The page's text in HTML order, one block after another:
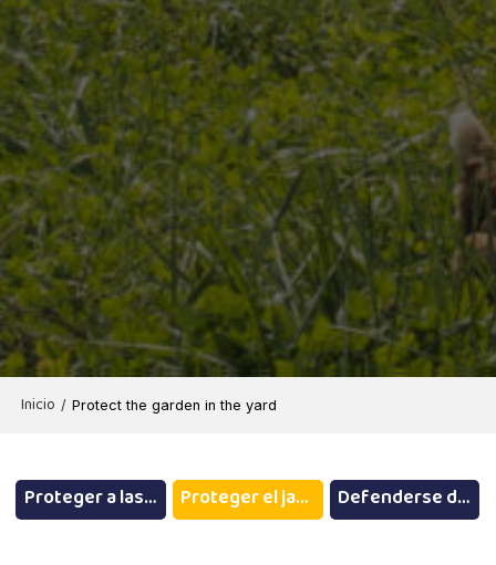
Inicio / Protect the garden in the yard
Proteger a las mascotas en el patio Proteger el jardín en el patio. Defenderse de los animales salvajes externos